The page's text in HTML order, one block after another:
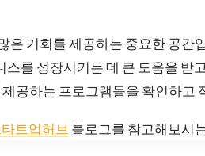
기회를 제공하는 중요한 공간
를 성장시키는 데 큰 도움을 받
공하는 프로그램들을 확인하고
트업허브 블로그를 참고해보시